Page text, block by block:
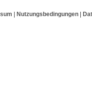
Nutzungsbedingungen|